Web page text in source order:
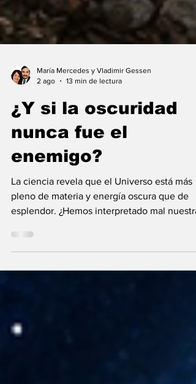
2 ago
13 min de lectura
¿Y si la oscuridad
nunca fue el
enemigo?
La ciencia revela que el Universo está más
pleno de materia y energía oscura que de
esplendor. ¿Hemos interpretado mal